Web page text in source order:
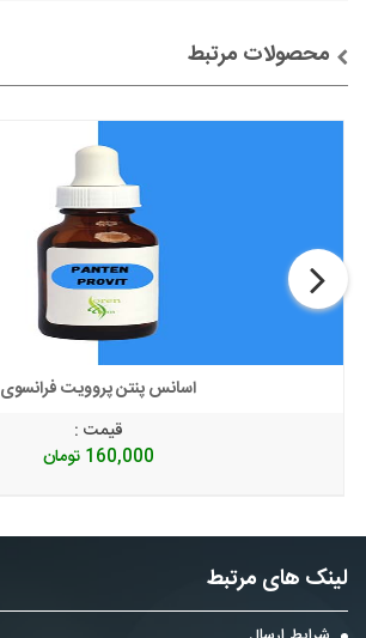
محصولات مرتبط
توضیحات + خرید
اسانس پنتن پروویت فرانسوی
قیمت :
160,000 تومان
لینک های مرتبط